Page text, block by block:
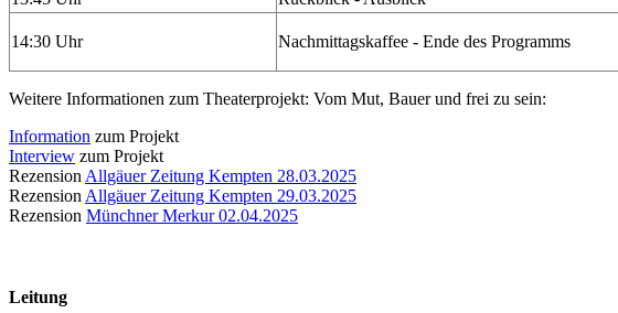
14:30 Uhr Nachmittagskaffee - Ende des Programms
Weitere Informationen zum Theaterprojekt: Vom Mut, Bauer und frei zu sein:
Information zum Projekt
Interview zum Projekt
RezensionAllgäuer Zeitung Kempten 28.03.2025
RezensionAllgäuer Zeitung Kempten 29.03.2025
Rezension Münchner Merkur 02.04.2025
Leitung